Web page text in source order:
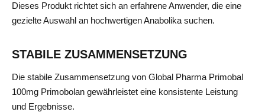
Dieses Produkt richtet sich an erfahrene Anwender, die eine
gezielte Auswahl an hochwertigen Anabolika suchen.
STABILE ZUSAMMENSETZUNG
Die stabile Zusammensetzung von Global Pharma Primobal
100mg Primobolan gewährleistet eine konsistente Leistung
und Ergebnisse.